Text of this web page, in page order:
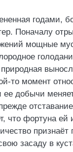
годами,
Поначалу
мощные
то момент
ее добычи
что фортуна
признаёт
засаду в